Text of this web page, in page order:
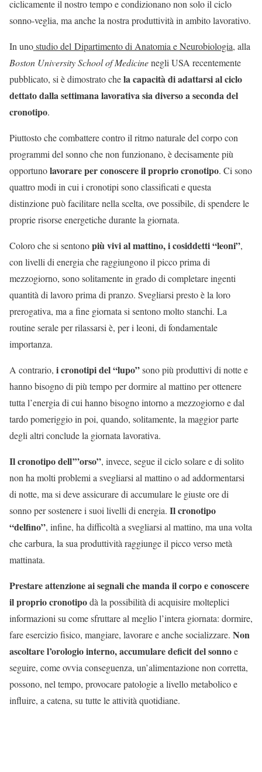
ciclicamente il nostro tempo e condizionano non solo il ciclo
sonno-veglia, ma anche la nostra produttività in ambito lavorativo.
In unostudio del Dipartimento di Anatomia e Neurobiologia, alla
Boston University School of Medicinenegli USA recentemente
pubblicato, si è dimostrato chela capacità di adattarsi al ciclo
dettato dalla settimana lavorativa sia diverso a seconda del
cronotipo.
Piuttosto che combattere contro il ritmo naturale del corpo con
programmi del sonno che non funzionano, è decisamente più
opportunolavorare per conoscere il proprio cronotipo. Ci sono
quattro modi in cui i cronotipi sono classificati e questa
distinzione può facilitare nella scelta, ove possibile, di spendere le
proprie risorse energetiche durante la giornata.
Coloro che si sentonopiù vivi al mattino, i cosiddetti “leoni”,
con livelli di energia che raggiungono il picco prima di
mezzogiorno, sono solitamente in grado di completare ingenti
quantità di lavoro prima di pranzo. Svegliarsi presto è la loro
prerogativa, ma a fine giornata si sentono molto stanchi. La
routine serale per rilassarsi è, per i leoni, di fondamentale
importanza.
A contrario, i cronotipi del “lupo”sono più produttivi di notte e
hanno bisogno di più tempo per dormire al mattino per ottenere
tutta l’energia di cui hanno bisogno intorno a mezzogiorno e dal
tardo pomeriggio in poi, quando, solitamente, la maggior parte
degli altri conclude la giornata lavorativa.
Il cronotipo dell’”orso”, invece, segue il ciclo solare e di solito
non ha molti problemi a svegliarsi al mattino o ad addormentarsi
di notte, ma si deve assicurare di accumulare le giuste ore di
sonno per sostenere i suoi livelli di energia. Il cronotipo
“delfino”, infine, ha difficoltà a svegliarsi al mattino, ma una volta
che carbura, la sua produttività raggiunge il picco verso metà
mattinata.
Prestare attenzione ai segnali che manda il corpo e conoscere
il proprio cronotipodà la possibilità di acquisire molteplici
informazioni su come sfruttare al meglio l’intera giornata: dormire,
fare esercizio fisico, mangiare, lavorare e anche socializzare. Non
ascoltare l’orologio interno, accumulare deficit del sonnoe
seguire, come ovvia conseguenza, un’alimentazione non corretta,
possono, nel tempo, provocare patologie a livello metabolico e
influire, a catena, su tutte le attività quotidiane.